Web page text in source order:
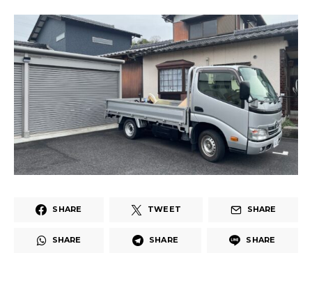
SHARE TWEET SHARE
SHARE SHARE SHARE